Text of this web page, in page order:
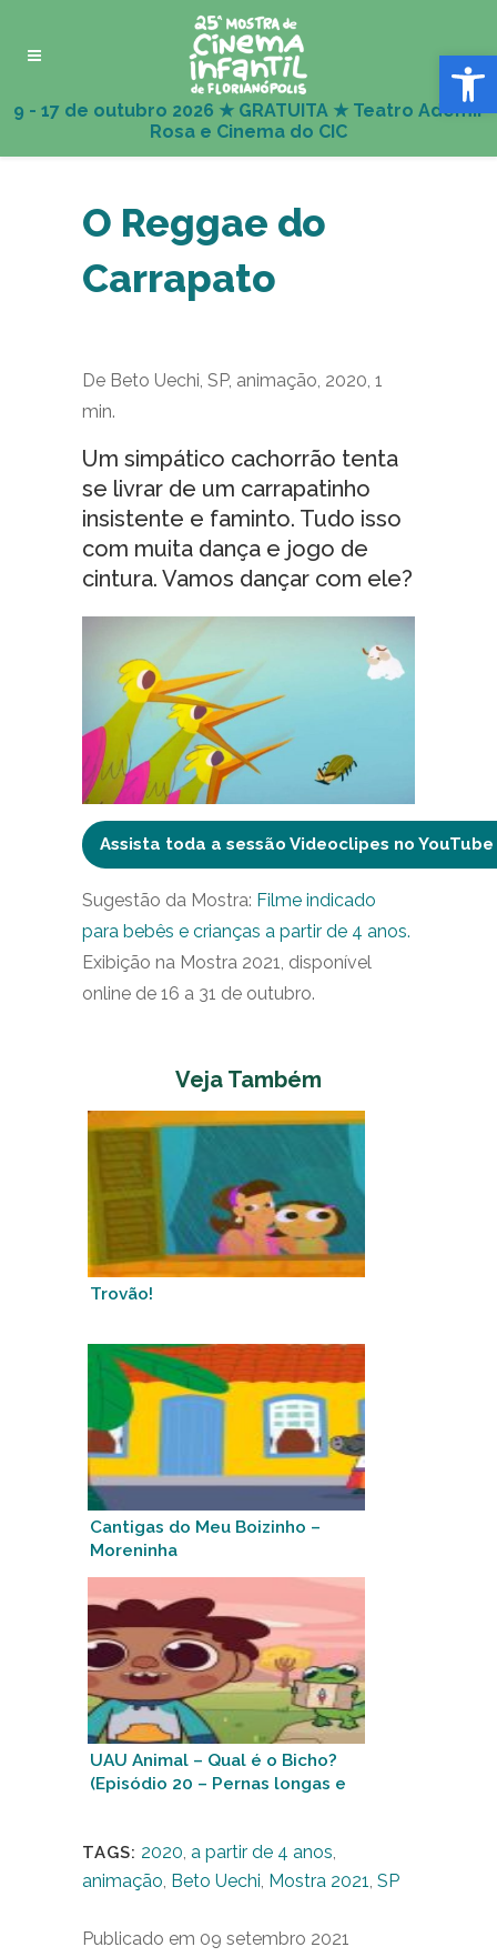
Abrir
O Reggae do
Carrapato
De Beto Uechi, SP, animação, 2020, 1
min.
Um simpático cachorrão tenta
se livrar de um carrapatinho
insistente e faminto. Tudo isso
com muita dança e jogo de
cintura. Vamos dançar com ele?
Assista toda a sessão Videoclipes no YouTube
Sugestão da Mostra: Filme indicado
para bebês e crianças a partir de 4 anos.
Exibição na Mostra 2021, disponível
online de 16 a 31 de outubro.
Veja Também
Trovão!
Cantigas do Meu Boizinho –
Moreninha
UAU Animal – Qual é o Bicho?
(Episódio 20 – Pernas longas e
TAGS: 2020 a partir de 4 anos
animação Beto Uechi Mostra 2021 SP
Publicado em 09 setembro 2021